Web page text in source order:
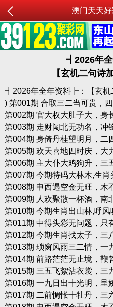
澳门天天
┫ 2026年
【玄机二句诗
┫2026年全年资料┣：【玄机
) 第001期 合取三二当可贵，
第002期 官大权大肚子大，身
第003期 走财闯北无功名，冲
第004期 身倚丹桂望明月，二
第005期 欢天喜地四时庆，大
第006期 主大仆大鸡狗升，三
第007期 今期特码大林木,生
第008期 申西遇空金无旺，木
第009期 人欢聚散一杯酒，南
第010期 今期生肖出山林,呼
第011期 中得头彩无问题，只
第012期 今期生肖找太子，三
第013期 琐窗风雨三二情，一
第014期 前路茫茫无止境，鞭
第015期 三五飞絮沾衣裳，三
第016期 一九日出十光明，呈
第017期 二前惆怅十牡丹，三